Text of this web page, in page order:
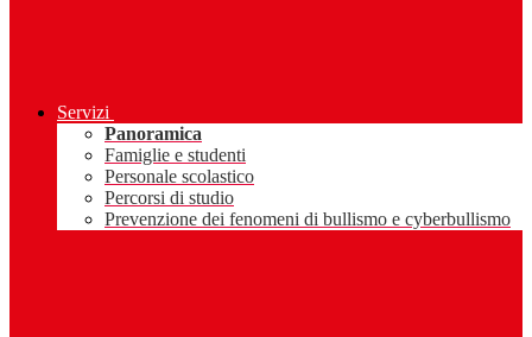
Servizi
Panoramica
Famiglie e studenti
Personale scolastico
Percorsi di studio
Prevenzione dei fenomeni di bullismo e cyberbullismo